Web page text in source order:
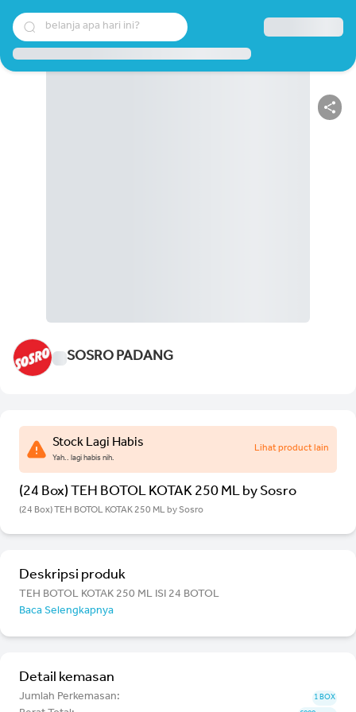
belanja apa hari ini?
SOSRO PADANG
Stock Lagi Habis
Yah.. lagi habis nih.
Lihat product lain
(24 Box) TEH BOTOL KOTAK 250 ML by Sosro
(24 Box) TEH BOTOL KOTAK 250 ML by Sosro
Deskripsi produk
TEH BOTOL KOTAK 250 ML ISI 24 BOTOL
Baca Selengkapnya
Detail kemasan
Jumlah Perkemasan: 1 BOX